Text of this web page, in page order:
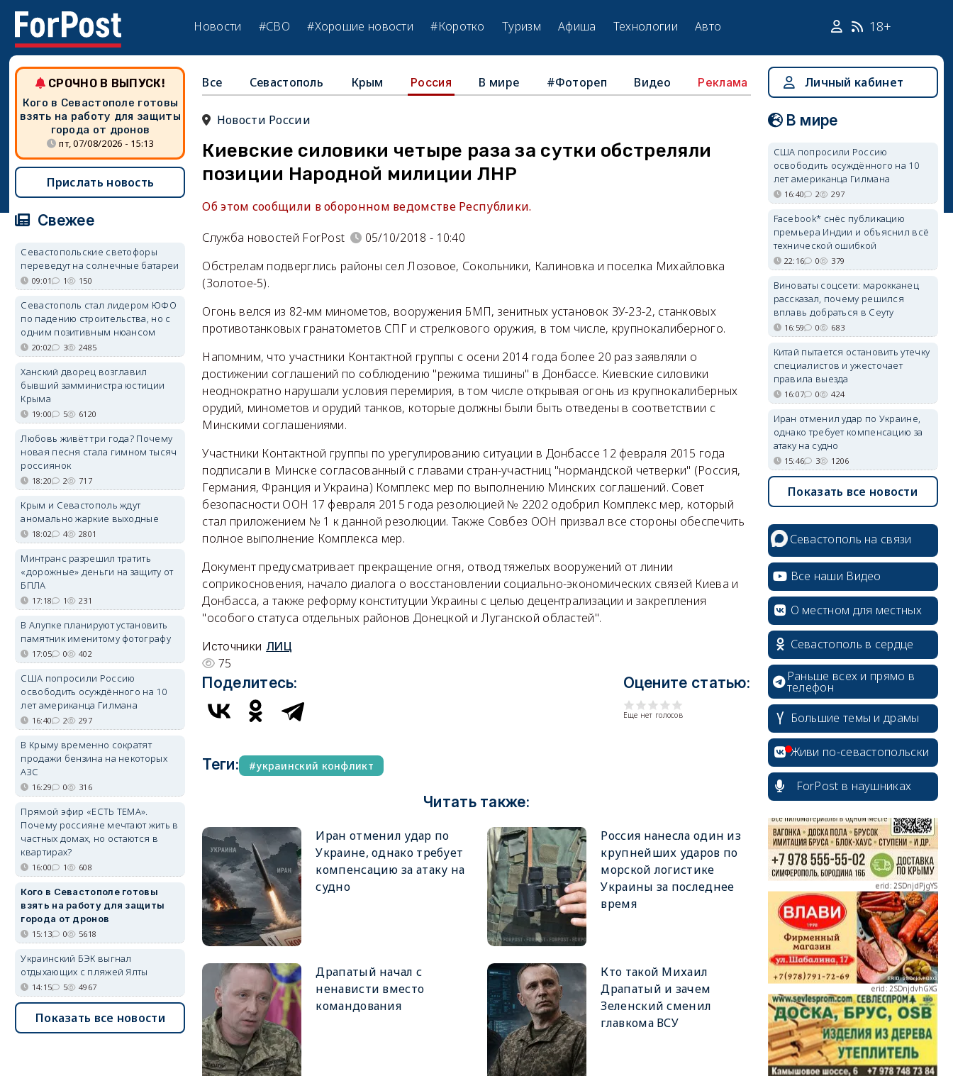
Новости #СВО #Хорошие новости #Коротко Туризм Афиша Технологии Авто 18+
Все Севастополь Крым Россия В мире #Фотореп Видео Реклама
Новости России
Киевские силовики четыре раза за сутки обстреляли
позиции Народной милиции ЛНР
Об этом сообщили в оборонном ведомстве Республики.
Служба новостей ForPost
05/10/2018 - 10:40
Обстрелам подверглись районы сел Лозовое, Сокольники, Калиновка и поселка Михайловка
(Золотое-5).
Огонь велся из 82-мм минометов, вооружения БМП, зенитных установок ЗУ-23-2, станковых
противотанковых гранатометов СПГ и стрелкового оружия, в том числе, крупнокалиберного.
Напомним, что участники Контактной группы с осени 2014 года более 20 раз заявляли о
достижении соглашений по соблюдению "режима тишины" в Донбассе. Киевские силовики
неоднократно нарушали условия перемирия, в том числе открывая огонь из крупнокалиберных
орудий, минометов и орудий танков, которые должны были быть отведены в соответствии с
Минскими соглашениями.
Участники Контактной группы по урегулированию ситуации в Донбассе 12 февраля 2015 года
подписали в Минске согласованный с главами стран-участниц "нормандской четверки" (Россия,
Германия, Франция и Украина) Комплекс мер по выполнению Минских соглашений. Совет
безопасности ООН 17 февраля 2015 года резолюцией № 2202 одобрил Комплекс мер, который
стал приложением № 1 к данной резолюции. Также Совбез ООН призвал все стороны обеспечить
полное выполнение Комплекса мер.
Документ предусматривает прекращение огня, отвод тяжелых вооружений от линии
соприкосновения, начало диалога о восстановлении социально-экономических связей Киева и
Донбасса, а также реформу конституции Украины с целью децентрализации и закрепления
"особого статуса отдельных районов Донецкой и Луганской областей".
Источники ЛИЦ
75
Поделитесь: Оцените статью:
Еще нет голосов
Теги: украинский конфликт
Читать также:
Иран отменил удар по
Украине, однако требует
компенсацию за атаку на
судно
Россия нанесла один из
крупнейших ударов по
морской логистике
Украины за последнее
время
Драпатый начал с
ненависти вместо
командования
Кто такой Михаил
Драпатый и зачем
Зеленский сменил
главкома ВСУ
СРОЧНО В ВЫПУСК!
Кого в Севастополе готовы
взять на работу для защиты
города от дронов
пт, 07/08/2026 - 15:13
Прислать новость
Свежее
Севастопольские светофоры
переведут на солнечные батареи
09:01 1 150
Севастополь стал лидером ЮФО
по падению строительства, но с
одним позитивным нюансом
20:02 3 2485
Ханский дворец возглавил
бывший замминистра юстиции
Крыма
19:00 5 6120
Любовь живёт три года? Почему
новая песня стала гимном тысяч
россиянок
18:20 2 717
Крым и Севастополь ждут
аномально жаркие выходные
18:02 4 2801
Минтранс разрешил тратить
«дорожные» деньги на защиту от
БПЛА
17:18 1 231
В Алупке планируют установить
памятник именитому фотографу
17:05 0 402
США попросили Россию
освободить осуждённого на 10
лет американца Гилмана
16:40 2 297
В Крыму временно сократят
продажи бензина на некоторых
АЗС
16:29 0 316
Прямой эфир «ЕСТЬ ТЕМА».
Почему россияне мечтают жить в
частных домах, но остаются в
квартирах?
16:00 1 608
Кого в Севастополе готовы
взять на работу для защиты
города от дронов
15:13 0 5618
Украинский БЭК выгнал
отдыхающих с пляжей Ялты
14:15 5 4967
Показать все новости
Личный кабинет
В мире
США попросили Россию
освободить осуждённого на 10
лет американца Гилмана
16:40 2 297
Facebook* снёс публикацию
премьера Индии и объяснил всё
технической ошибкой
22:16 0 379
Виноваты соцсети: марокканец
рассказал, почему решился
вплавь добраться в Сеуту
16:59 0 683
Китай пытается остановить утечку
специалистов и ужесточает
правила выезда
16:07 0 424
Иран отменил удар по Украине,
однако требует компенсацию за
атаку на судно
15:46 3 1206
Показать все новости
Севастополь на связи
Все наши Видео
О местном для местных
Севастополь в сердце
Раньше всех и прямо в
телефон
Большие темы и драмы
Живи по-севастопольски
ForPost в наушниках
erid: 2SDnjcrDNw6
erid: 2SDnjdPjgYS
erid: 2SDnjdvhGXG
erid: 2SDnjcLUypt